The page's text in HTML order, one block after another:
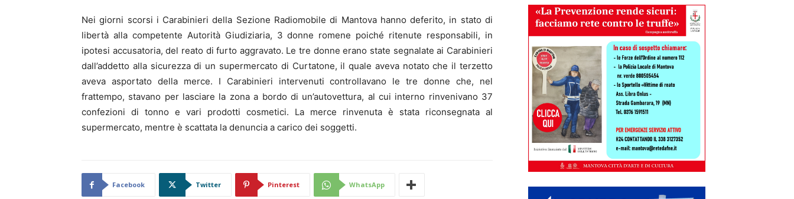
Nei giorni scorsi i Carabinieri della Sezione Radiomobile di Mantova hanno deferito, in stato di
libertà alla competente Autorità Giudiziaria, 3 donne romene poiché ritenute responsabili, in
ipotesi accusatoria, del reato di furto aggravato. Le tre donne erano state segnalate ai Carabinieri
dall’addetto alla sicurezza di un supermercato di Curtatone, il quale aveva notato che il terzetto
aveva asportato della merce. I Carabinieri intervenuti controllavano le tre donne che, nel
frattempo, stavano per lasciare la zona a bordo di un’autovettura, al cui interno rinvenivano 37
confezioni di tonno e vari prodotti cosmetici. La merce rinvenuta è stata riconsegnata al
supermercato, mentre è scattata la denuncia a carico dei soggetti.
Facebook Twitter Pinterest WhatsApp